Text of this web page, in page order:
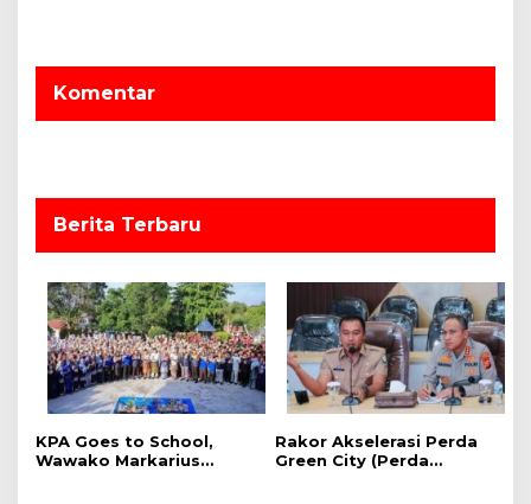
i
pKomentar
Berita Terbaru
‎KPA Goes to School,
‎Wawako Markarius
Rakor Akselerasi Perda
Green City (Perda